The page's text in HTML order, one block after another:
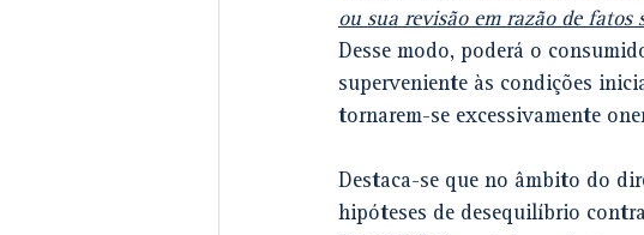
ou sua revisão em razão de fatos
Desse modo, poderá o
superveniente às condições
tornarem-se excessivamente
Destaca-se que no âmbito do
hipóteses de desequilíbrio